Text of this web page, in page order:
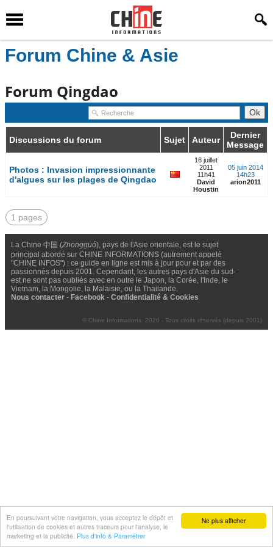
Ne plus afficher
En poursuivant votre navigation, vous acceptez le dépôt et
l'utilisation de cookies et autres traceurs pour l'analyse, le
marketing et la publicité. Plus d'info & Paramétrer
Forum Chine & Asie
Forum Qingdao
Discussions du forum Sujet Auteur
Dernier
Message
Photos : Invasion impressionnante
d'algues sur les plages de Qingdao
16 juillet
2011
11h41
David
Houstin
05 juin 2014
14h23
arion2011
1 pages
La Chine 中国 (Zhongguó), pays de l'Asie orientale, est le sujet
principal abordé sur CHINE INFORMATIONS (autrement appelé
"CHINE INFOS") ; ce guide en ligne est mis à jour pour et par des
passionnés depuis 2001. Cependant, les autres pays d'Asie du sud-
est ne sont pas oubliés avec en outre le Japon, la Corée, l'Inde, le
Vietnam, la Mongolie, la Malaisie, ou la Thailande.
Nous contacter - Facebook - Confidentialité & Cookies
© Chine Informations, 2026 - Tous droits réservés (depuis 2001)